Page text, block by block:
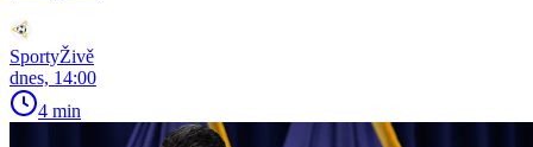
SportyŽivě
dnes, 14:00
4 min